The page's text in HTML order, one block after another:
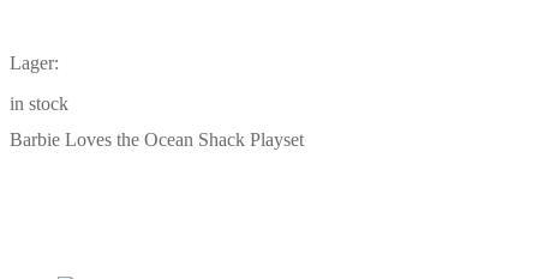
Lager:
in stock
Barbie Loves the Ocean Shack Playset